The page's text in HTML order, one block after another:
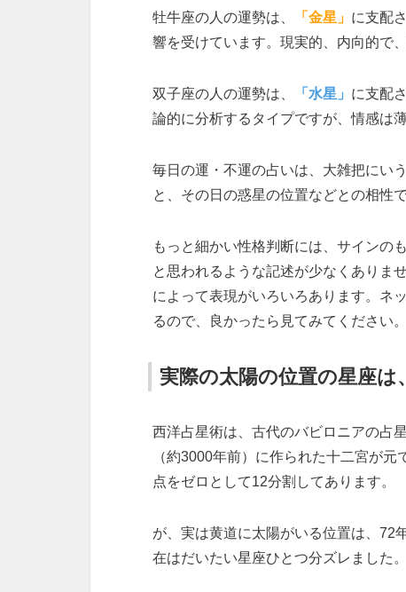
牡牛座の人の運勢は、 「金星」 に支配
響を受けています。現実的、内向的で
双子座の人の運勢は、 「水星」 に支配
論的に分析するタイプですが、情感は
毎日の運・不運の占いは、大雑把にい
と、その日の惑星の位置などとの相性
もっと細かい性格判断には、サインの
と思われるような記述が少なくありま
によって表現がいろいろあります。ネ
るので、良かったら見てみてください。
実際の太陽の位置の星座は
西洋占星術は、古代のバビロニアの占
（約3000年前）に作られた十二宮が
点をゼロとして12分割してあります。
が、実は黄道に太陽がいる位置は、72
在はだいたい星座ひとつ分ズレました。